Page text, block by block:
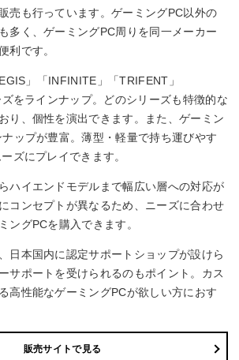
売も行っています。ゲーミングPC以外の
多く、ゲーミングPC周りを同一メーカー
利です。
」「INFINITE」「TRIFENT」
ズをラインナップ。どのシリーズも特徴的な
り、個性を演出できます。また、ゲーミン
ップが豊富。薄型・軽量で持ち運びやす
ズにプレイできます。
ハイエンドモデルまで幅広い層への対応が
コンセプトが異なるため、ニーズに合わせ
ングPCを購入できます。
日本国内に認定サポートショップが設けら
サポートを受けられるのもポイント。カス
高性能なゲーミングPCが欲しい方におす
販売サイトで見る